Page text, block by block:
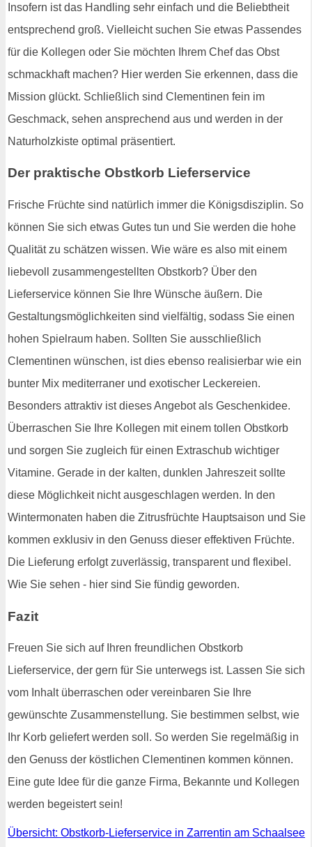
Insofern ist das Handling sehr einfach und die Beliebtheit
entsprechend groß. Vielleicht suchen Sie etwas Passendes
für die Kollegen oder Sie möchten Ihrem Chef das Obst
schmackhaft machen? Hier werden Sie erkennen, dass die
Mission glückt. Schließlich sind Clementinen fein im
Geschmack, sehen ansprechend aus und werden in der
Naturholzkiste optimal präsentiert.
Der praktische Obstkorb Lieferservice
Frische Früchte sind natürlich immer die Königsdisziplin. So
können Sie sich etwas Gutes tun und Sie werden die hohe
Qualität zu schätzen wissen. Wie wäre es also mit einem
liebevoll zusammengestellten Obstkorb? Über den
Lieferservice können Sie Ihre Wünsche äußern. Die
Gestaltungsmöglichkeiten sind vielfältig, sodass Sie einen
hohen Spielraum haben. Sollten Sie ausschließlich
Clementinen wünschen, ist dies ebenso realisierbar wie ein
bunter Mix mediterraner und exotischer Leckereien.
Besonders attraktiv ist dieses Angebot als Geschenkidee.
Überraschen Sie Ihre Kollegen mit einem tollen Obstkorb
und sorgen Sie zugleich für einen Extraschub wichtiger
Vitamine. Gerade in der kalten, dunklen Jahreszeit sollte
diese Möglichkeit nicht ausgeschlagen werden. In den
Wintermonaten haben die Zitrusfrüchte Hauptsaison und Sie
kommen exklusiv in den Genuss dieser effektiven Früchte.
Die Lieferung erfolgt zuverlässig, transparent und flexibel.
Wie Sie sehen - hier sind Sie fündig geworden.
Fazit
Freuen Sie sich auf Ihren freundlichen Obstkorb
Lieferservice, der gern für Sie unterwegs ist. Lassen Sie sich
vom Inhalt überraschen oder vereinbaren Sie Ihre
gewünschte Zusammenstellung. Sie bestimmen selbst, wie
Ihr Korb geliefert werden soll. So werden Sie regelmäßig in
den Genuss der köstlichen Clementinen kommen können.
Eine gute Idee für die ganze Firma, Bekannte und Kollegen
werden begeistert sein!
Übersicht: Obstkorb-Lieferservice in Zarrentin am Schaalsee